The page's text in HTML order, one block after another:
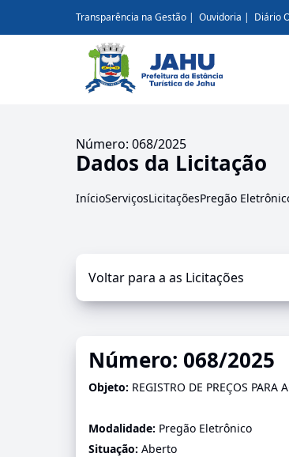
Transparência na Gestão Ouvidoria Diário
Número: 068/2025
Dados da Licitação
InícioServiçosLicitaçõesPregão
Voltar para a as Licitações
Número: 068/2025
Objeto: REGISTRO DE PREÇOS
Modalidade: Pregão Eletrônico
Situação: Aberto